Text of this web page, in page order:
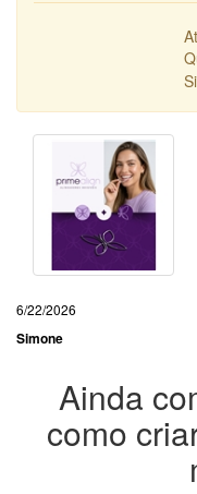
6/22/2026
Simone
Ainda
como